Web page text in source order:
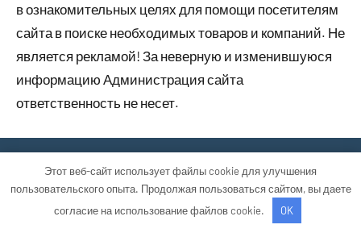
в ознакомительных целях для помощи посетителям
сайта в поиске необходимых товаров и компаний. Не
является рекламой! За неверную и изменившуюся
информацию Администрация сайта
ответственность не несет.
Этот веб-сайт использует файлы cookie для улучшения
пользовательского опыта. Продолжая пользоваться сайтом, вы даете
согласие на использование файлов cookie.
OK